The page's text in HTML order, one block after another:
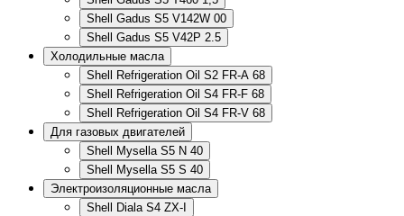
Shell Gadus S5 V142W 00
Shell Gadus S5 V42P 2.5
Холодильные масла
Shell Refrigeration Oil S2 FR-A 68
Shell Refrigeration Oil S4 FR-F 68
Shell Refrigeration Oil S4 FR-V 68
Для газовых двигателей
Shell Mysella S5 N 40
Shell Mysella S5 S 40
Электроизоляционные масла
Shell Diala S4 ZX-I